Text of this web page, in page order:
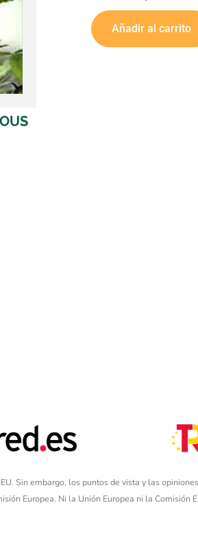
Añadir al carrito
Sin embargo, los puntos de vista y las
Europea. Ni la Unión Europea ni la